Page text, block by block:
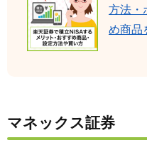
方法・
め商品
マネックス証券